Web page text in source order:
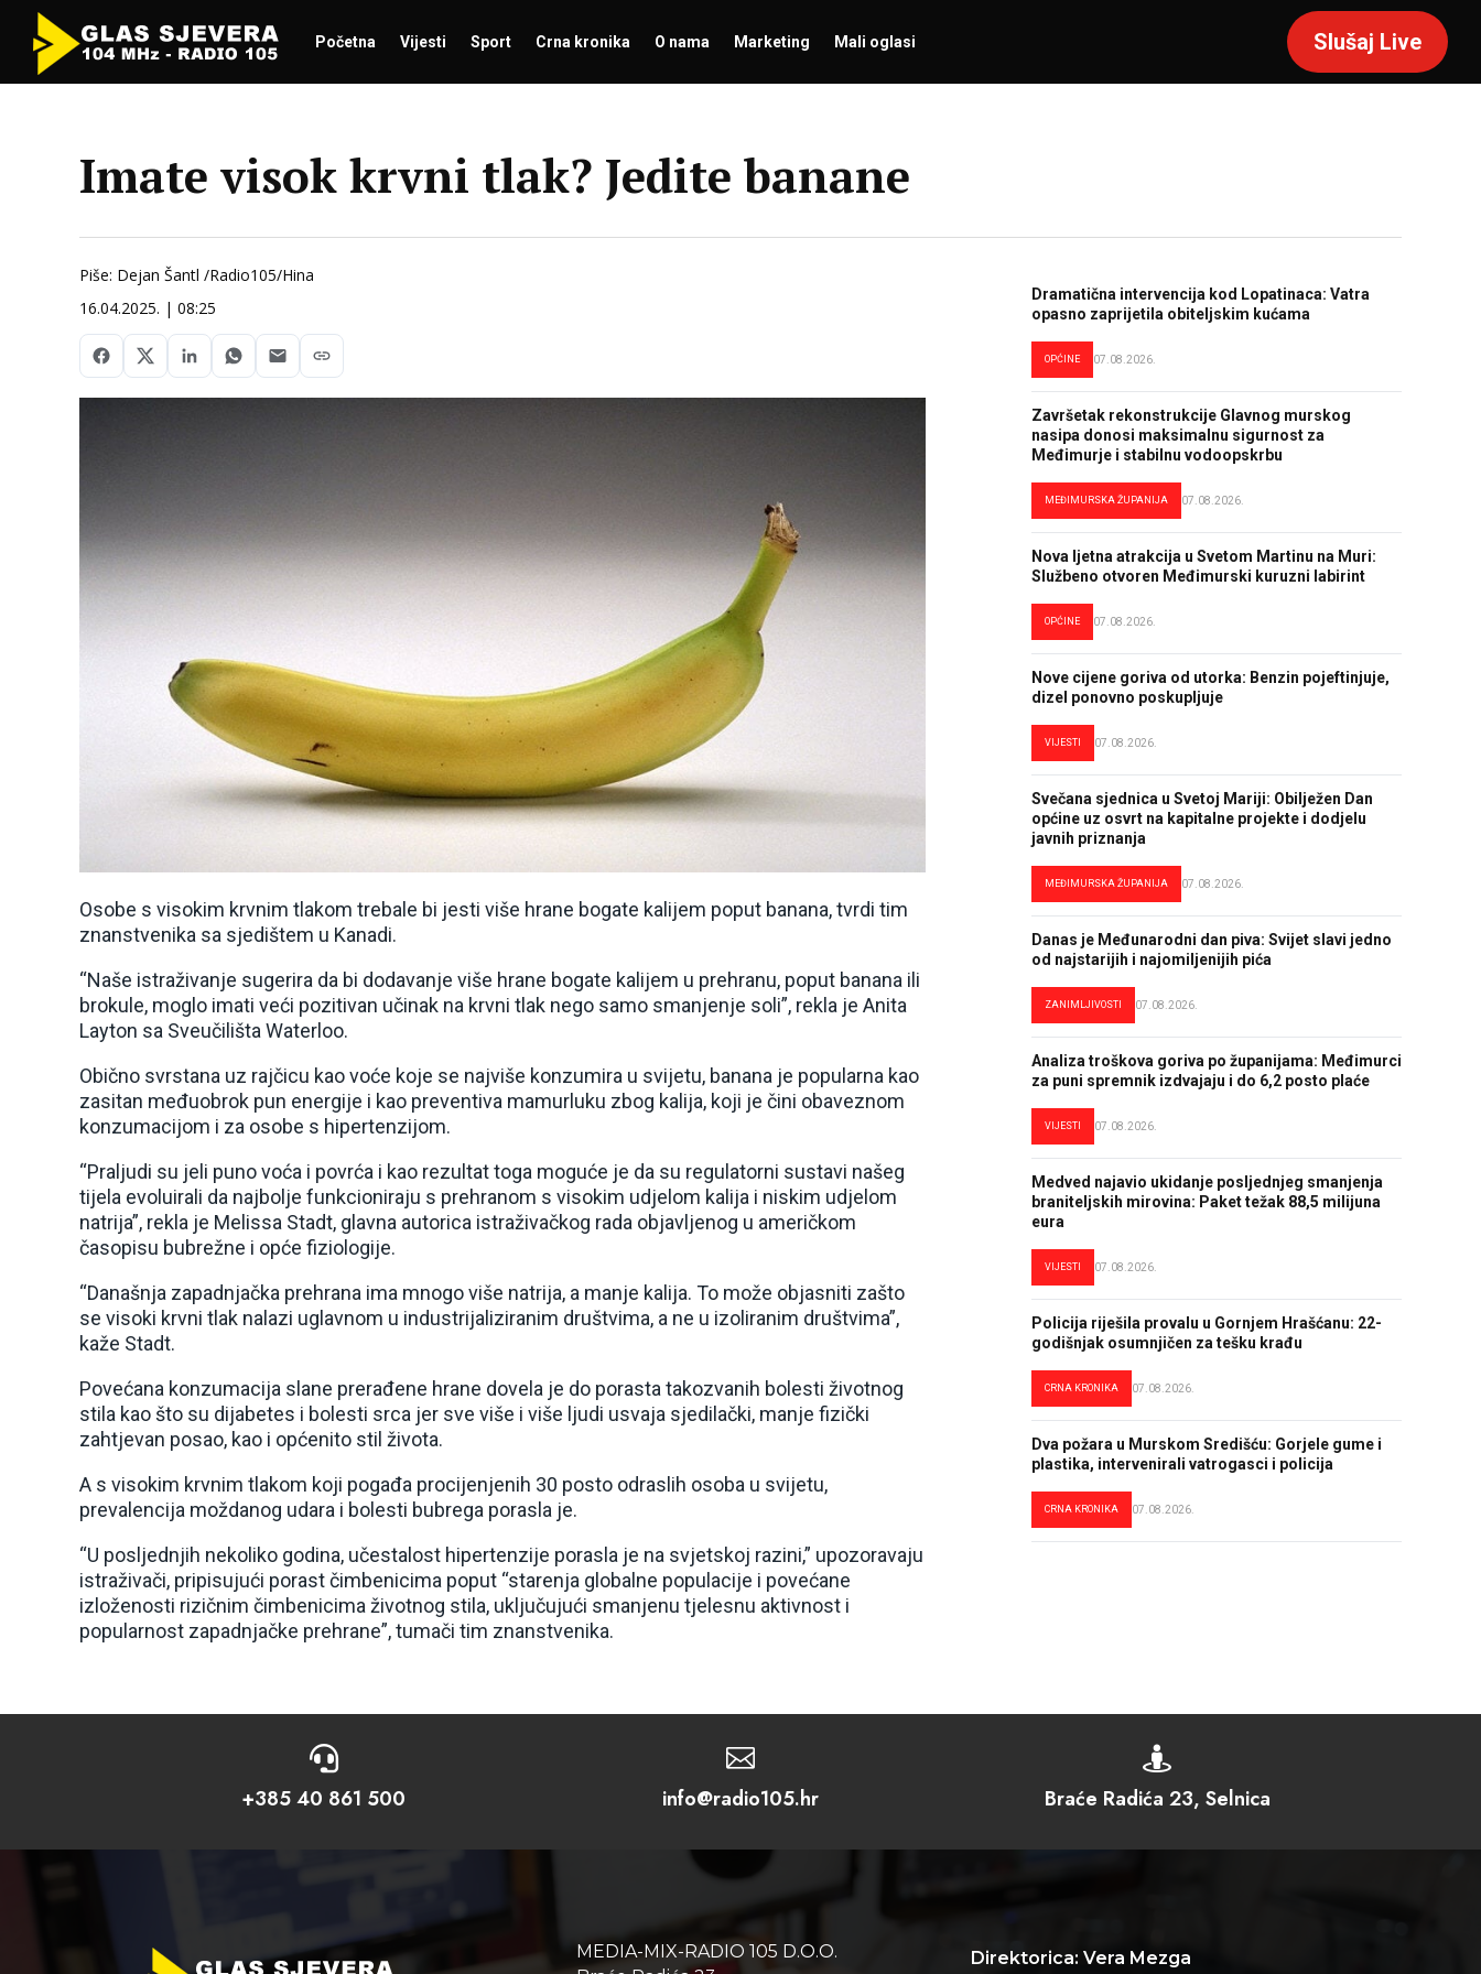
Početna Vijesti Sport Crna kronika O nama Marketing Mali oglasi Slušaj Live
Imate visok krvni tlak? Jedite banane
Piše: Dejan Šantl /Radio105/Hina
16.04.2025. | 08:25
Osobe s visokim krvnim tlakom trebale bi jesti više hrane bogate kalijem poput banana, tvrdi tim
znanstvenika sa sjedištem u Kanadi.
“Naše istraživanje sugerira da bi dodavanje više hrane bogate kalijem u prehranu, poput banana ili
brokule, moglo imati veći pozitivan učinak na krvni tlak nego samo smanjenje soli”, rekla je Anita
Layton sa Sveučilišta Waterloo.
Obično svrstana uz rajčicu kao voće koje se najviše konzumira u svijetu, banana je popularna kao
zasitan međuobrok pun energije i kao preventiva mamurluku zbog kalija, koji je čini obaveznom
konzumacijom i za osobe s hipertenzijom.
“Praljudi su jeli puno voća i povrća i kao rezultat toga moguće je da su regulatorni sustavi našeg
tijela evoluirali da najbolje funkcioniraju s prehranom s visokim udjelom kalija i niskim udjelom
natrija”, rekla je Melissa Stadt, glavna autorica istraživačkog rada objavljenog u američkom
časopisu bubrežne i opće fiziologije.
“Današnja zapadnjačka prehrana ima mnogo više natrija, a manje kalija. To može objasniti zašto
se visoki krvni tlak nalazi uglavnom u industrijaliziranim društvima, a ne u izoliranim društvima”,
kaže Stadt.
Povećana konzumacija slane prerađene hrane dovela je do porasta takozvanih bolesti životnog
stila kao što su dijabetes i bolesti srca jer sve više i više ljudi usvaja sjedilački, manje fizički
zahtjevan posao, kao i općenito stil života.
A s visokim krvnim tlakom koji pogađa procijenjenih 30 posto odraslih osoba u svijetu,
prevalencija moždanog udara i bolesti bubrega porasla je.
“U posljednjih nekoliko godina, učestalost hipertenzije porasla je na svjetskoj razini,” upozoravaju
istraživači, pripisujući porast čimbenicima poput “starenja globalne populacije i povećane
izloženosti rizičnim čimbenicima životnog stila, uključujući smanjenu tjelesnu aktivnost i
popularnost zapadnjačke prehrane”, tumači tim znanstvenika.
Dramatična intervencija kod Lopatinaca: Vatra
opasno zaprijetila obiteljskim kućama
OPĆINE 07.08.2026.
Završetak rekonstrukcije Glavnog murskog
nasipa donosi maksimalnu sigurnost za
Međimurje i stabilnu vodoopskrbu
MEĐIMURSKA ŽUPANIJA 07.08.2026.
Nova ljetna atrakcija u Svetom Martinu na Muri:
Službeno otvoren Međimurski kuruzni labirint
OPĆINE 07.08.2026.
Nove cijene goriva od utorka: Benzin pojeftinjuje,
dizel ponovno poskupljuje
VIJESTI 07.08.2026.
Svečana sjednica u Svetoj Mariji: Obilježen Dan
općine uz osvrt na kapitalne projekte i dodjelu
javnih priznanja
MEĐIMURSKA ŽUPANIJA 07.08.2026.
Danas je Međunarodni dan piva: Svijet slavi jedno
od najstarijih i najomiljenijih pića
ZANIMLJIVOSTI 07.08.2026.
Analiza troškova goriva po županijama: Međimurci
za puni spremnik izdvajaju i do 6,2 posto plaće
VIJESTI 07.08.2026.
Medved najavio ukidanje posljednjeg smanjenja
braniteljskih mirovina: Paket težak 88,5 milijuna
eura
VIJESTI 07.08.2026.
Policija riješila provalu u Gornjem Hrašćanu: 22-
godišnjak osumnjičen za tešku krađu
CRNA KRONIKA 07.08.2026.
Dva požara u Murskom Središću: Gorjele gume i
plastika, intervenirali vatrogasci i policija
CRNA KRONIKA 07.08.2026.

+385 40 861 500

info@radio105.hr

Braće Radića 23, Selnica
MEDIA-MIX-RADIO 105 D.O.O.
Direktorica: Vera Mezga